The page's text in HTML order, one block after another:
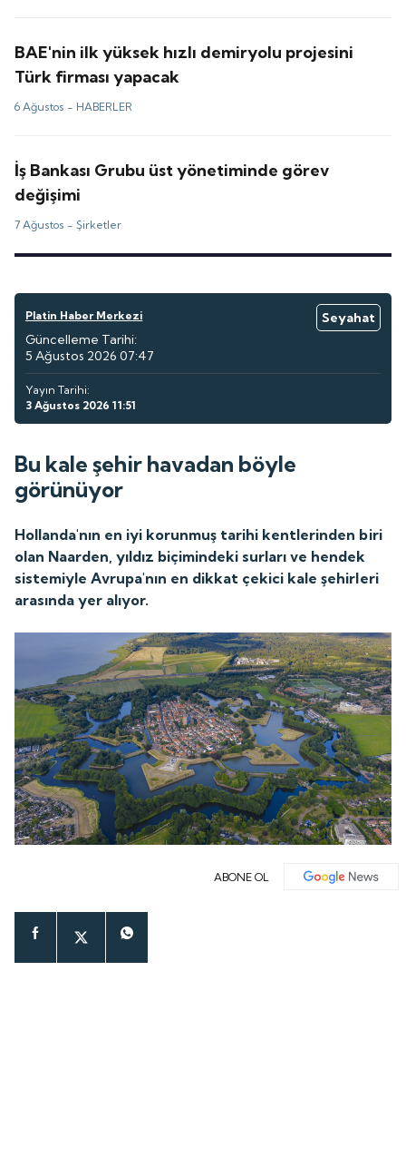
BAE'nin ilk yüksek hızlı demiryolu projesini
Türk firması yapacak
6 Ağustos - HABERLER
İş Bankası Grubu üst yönetiminde görev
değişimi
7 Ağustos -Şirketler
Platin Haber Merkezi
Seyahat
Güncelleme Tarihi:
5 Ağustos 2026 07:47
Yayın Tarihi:
3 Ağustos 2026 11:51
Bu kale şehir havadan böyle
görünüyor
Hollanda'nın en iyi korunmuş tarihi kentlerinden biri
olan Naarden, yıldız biçimindeki surları ve hendek
sistemiyle Avrupa'nın en dikkat çekici kale şehirleri
arasında yer alıyor.
ABONE OL